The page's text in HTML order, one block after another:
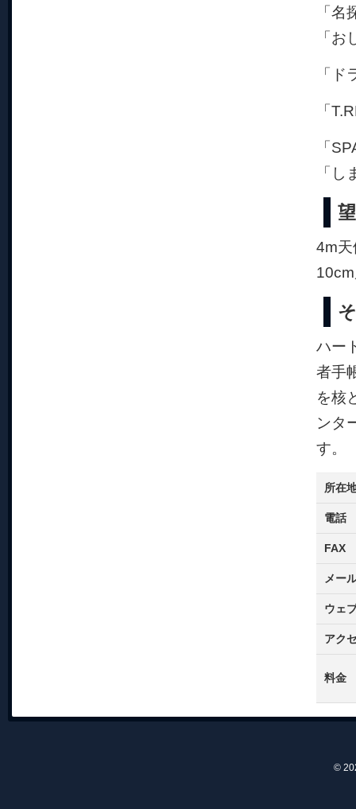
「
「
「
「
「
「
4m
ハー
者手
を核
ンタ
す。
所在
電話
FAX
メー
ウェ
アク
料金
©